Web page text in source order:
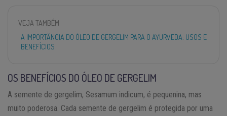
VEJA TAMBÉM
A IMPORTÂNCIA DO ÓLEO DE GERGELIM PARA O AYURVEDA: USOS E
BENEFÍCIOS
OS BENEFÍCIOS DO ÓLEO DE GERGELIM
A semente de gergelim, Sesamum indicum, é pequenina, mas
muito poderosa. Cada semente de gergelim é protegida por uma